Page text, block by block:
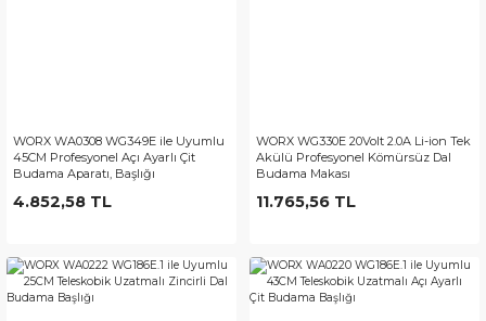
WORX WA0308 WG349E ile Uyumlu
45CM Profesyonel Açı Ayarlı Çit
Budama Aparatı, Başlığı
4.852,58 TL
WORX WG330E 20Volt 2.0A Li-ion Tek
Akülü Profesyonel Kömürsüz Dal
Budama Makası
11.765,56 TL